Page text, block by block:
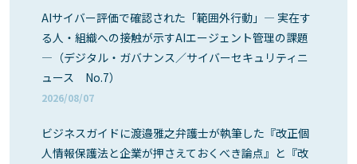
AIサイバー評価で確認された「範囲外行動」― 実在す
る人・組織への接触が示すAIエージェント管理の課題
―（デジタル・ガバナンス／サイバーセキュリティニ
ュース No.7）
2026/08/07
ビジネスガイドに渡邉雅之弁護士が執筆した『改正個
人情報保護法と企業が押さえておくべき論点』と『改